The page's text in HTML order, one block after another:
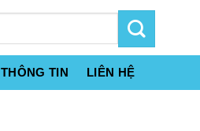
THÔNG TIN LIÊN HỆ